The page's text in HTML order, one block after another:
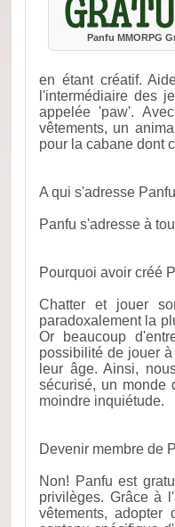
Panfu MMORPG
en étant créatif.
l'intermédiaire des
appelée 'paw'.
vêtements, un
pour la cabane dont
A qui s'adresse
Panfu s'adresse à
Pourquoi avoir créé
Chatter et jouer
paradoxalement la
Or beaucoup
possibilité de jouer
leur âge. Ainsi,
sécurisé, un monde
moindre inquiétude.
Devenir membre de
Non! Panfu est
privilèges. Grâce à
vêtements,